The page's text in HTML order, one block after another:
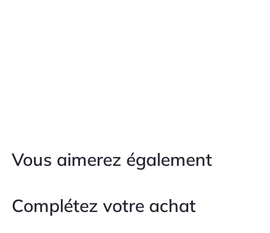
Vous aimerez également
Complétez votre achat